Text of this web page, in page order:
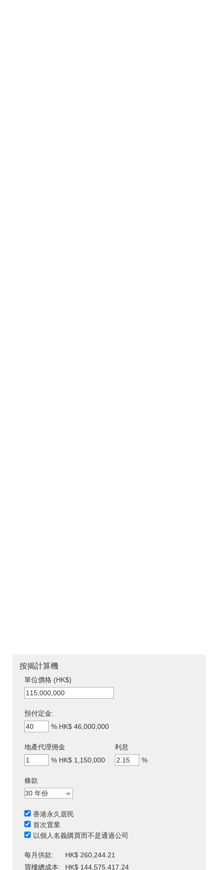
按揭計算機
單位價格 (HK$)
預付定金:
% HK$ 46,000,000
地產代理佣金
% HK$ 1,150,000
利息
%
條款
香港永久居民
首次置業
以個人名義購買而不是通過公司
每月供款:
HK$ 260,244.21
買樓總成本:
HK$ 144,575,417.24